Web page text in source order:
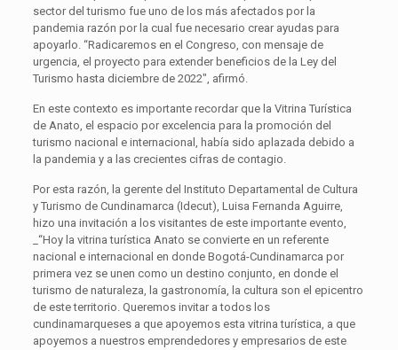
sector del turismo fue uno de los más afectados por la
pandemia razón por la cual fue necesario crear ayudas para
apoyarlo. “Radicaremos en el Congreso, con mensaje de
urgencia, el proyecto para extender beneficios de la Ley del
Turismo hasta diciembre de 2022″, afirmó.
En este contexto es importante recordar que la Vitrina Turística
de Anato, el espacio por excelencia para la promoción del
turismo nacional e internacional, había sido aplazada debido a
la pandemia y a las crecientes cifras de contagio.
Por esta razón, la gerente del Instituto Departamental de Cultura
y Turismo de Cundinamarca (Idecut), Luisa Fernanda Aguirre,
hizo una invitación a los visitantes de este importante evento,
_“Hoy la vitrina turística Anato se convierte en un referente
nacional e internacional en donde Bogotá-Cundinamarca por
primera vez se unen como un destino conjunto, en donde el
turismo de naturaleza, la gastronomía, la cultura son el epicentro
de este territorio. Queremos invitar a todos los
cundinamarqueses a que apoyemos esta vitrina turística, a que
apoyemos a nuestros emprendedores y empresarios de este